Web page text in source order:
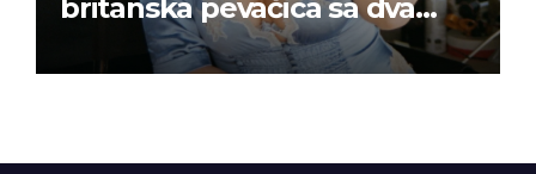
britanska pevačica sa dva
albuma na prvom mestu u
istoj kalendarskoj godini